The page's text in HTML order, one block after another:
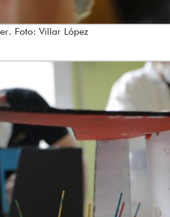
Foto: Villar López